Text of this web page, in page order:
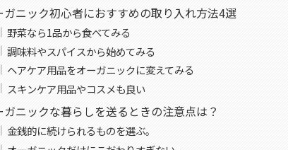
ガニック初心者におすすめの取り入れ方法4選
野菜なら1品から食べてみる
調味料やスパイスから始めてみる
ヘアケア用品をオーガニックに変えてみる
スキンケア用品やコスメも良い
ガニックな暮らしを送るときの注意点は？
金銭的に続けられるものを選ぶ。